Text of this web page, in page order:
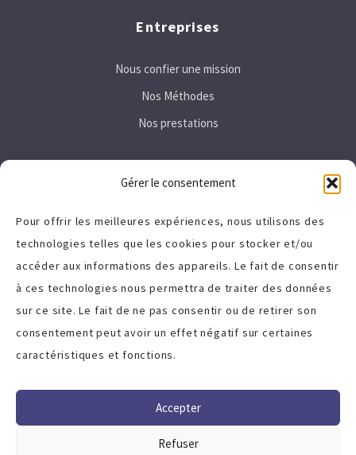
Gérer le consentement
Pour offrir les meilleures expériences, nous utilisons des
technologies telles que les cookies pour stocker et/ou
accéder aux informations des appareils. Le fait de consentir
à ces technologies nous permettra de traiter des données
sur ce site. Le fait de ne pas consentir ou de retirer son
consentement peut avoir un effet négatif sur certaines
caractéristiques et fonctions.
Accepter
Refuser
Entreprises
Nous confier une mission
Nos Méthodes
Nos prestations
Secteurs
Immobilier
Tertiaire
High-Tech
A propos
Charte qualité